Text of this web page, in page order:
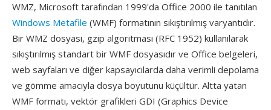
WMZ, Microsoft tarafından 1999'da Office 2000 ile tanıtılan
Windows Metafile (WMF) formatının sıkıştırılmış varyantıdır.
Bir WMZ dosyası, gzip algoritması (RFC 1952) kullanılarak
sıkıştırılmış standart bir WMF dosyasıdır ve Office belgeleri,
web sayfaları ve diğer kapsayıcılarda daha verimli depolama
ve gömme amacıyla dosya boyutunu küçültür. Altta yatan
WMF formatı, vektör grafikleri GDI (Graphics Device